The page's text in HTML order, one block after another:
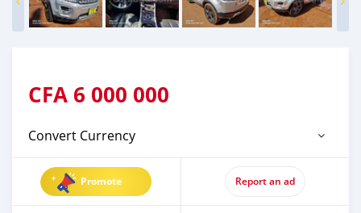
CFA 6 000 000
Convert Currency
Promote Report an ad